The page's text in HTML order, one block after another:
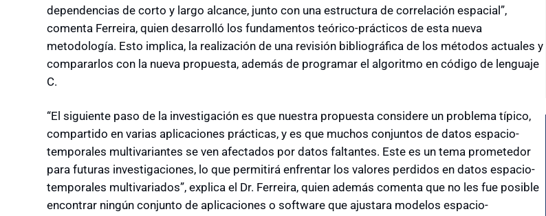
dependencias de corto y largo alcance, junto con una estructura de correlación espacial”,
comenta Ferreira, quien desarrolló los fundamentos teórico-prácticos de esta nueva
metodología. Esto implica, la realización de una revisión bibliográfica de los métodos actuales y
compararlos con la nueva propuesta, además de programar el algoritmo en código de lenguaje
C.
“El siguiente paso de la investigación es que nuestra propuesta considere un problema típico,
compartido en varias aplicaciones prácticas, y es que muchos conjuntos de datos espacio-
temporales multivariantes se ven afectados por datos faltantes. Este es un tema prometedor
para futuras investigaciones, lo que permitirá enfrentar los valores perdidos en datos espacio-
temporales multivariados”, explica el Dr. Ferreira, quien además comenta que no les fue posible
encontrar ningún conjunto de aplicaciones o software que ajustara modelos espacio-